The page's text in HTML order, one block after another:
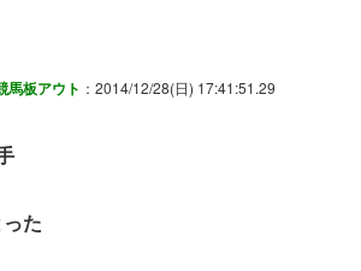
馬板アウト ：2014/12/28(日) 17:41:51.29
た